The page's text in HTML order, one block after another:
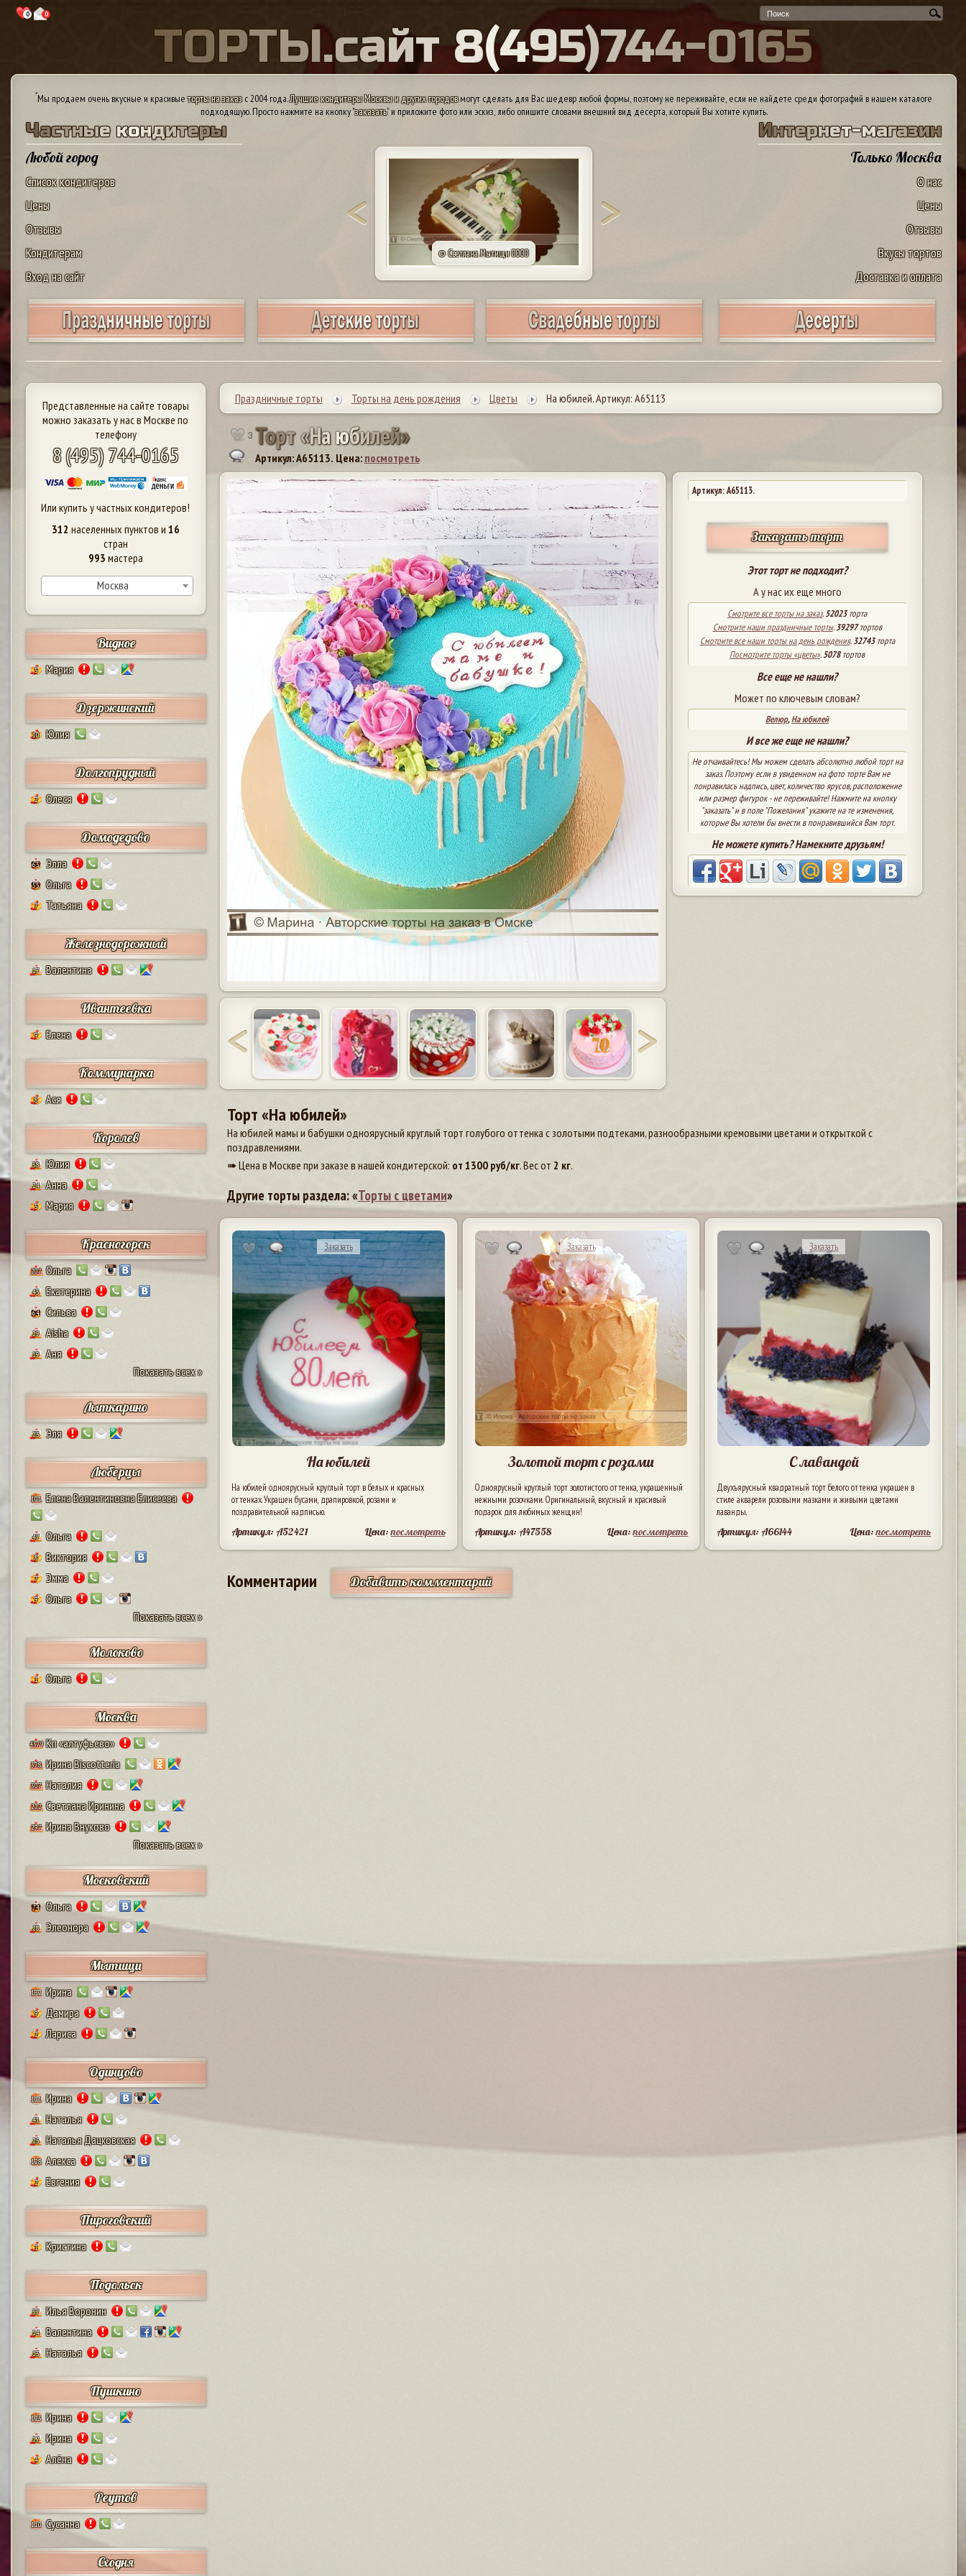
0 0
ТОРТЫ.сайт 8(495)744-0165
*Мы продаем очень вкусные и красивыеторты на заказс 2004 года.Лучшие кондитеры Москвы и других городовмогут сделать для Вас шедевр любой формы, поэтому не переживайте, если не найдете среди фотографий в нашем каталоге
подходящую. Просто нажмите на кнопку "заказать" и приложите фото или эскиз, либо опишите словами внешний вид десерта, который Вы хотите купить.
Частные кондитеры
Любой город
Список кондитеров
Цены
Отзывы
Кондитерам
Вход на сайт
Интернет-магазин
Только Москва
О нас
Цены
Отзывы
Вкусы тортов
Доставка и оплата
© Татьяна. Саратов 79173157019
Представленные на сайте товары
можно заказать у нас в Москве по
телефону
8 (495) 744-0165
Или купить у частных кондитеров!
312 населенных пунктов и 16
стран
993 мастера
Москва
Видное
5 Мария
Дзержинский
10 Юлия
Долгопрудный
2 Олеся
Домодедово
63 Элла
55 Ольга
7 Татьяна
Железнодорожный
17 Валентина
Ивантеевка
9 Елена
Коммунарка
8 Ася
Королев
38 Юлия
24 Анна
5 Мария
Красногорск
207 Ольга
43 Екатерина
64 Сильва
29 Aisha
19
Аня
Показать всех »
Лыткарино
23 Эля
Люберцы
101 Елена Валентиновна Елисеева
47 Ольга
8 Виктория
7 Эмма
9
Ольга
Показать всех »
Молоково
1 Ольга
Москва
4579 Кп «алтуфьево»
378 Ирина Biscotteria
307 Наталия
222 Светлана Иринина
297 Ирина Внуково
Показать всех »
Московский
74 Ольга
28 Элеонора
Мытищи
132 Ирина
9 Дамира
2 Лариса
Одинцово
111 Ирина
41 Наталья
25 Наталья Дацковская
128 Алекса
2 Евгения
Пироговский
1 Кристина
Подольск
37 Илья Воронин
14 Валентина
13 Наталья
Пушкино
125 Ирина
12 Ирина
4 Алёна
Реутов
110 Сусанна
Сходня
Праздничные торты Торты на день рождения Цветы На юбилей. Артикул: А65113
3 Торт«Наюбилей»
Артикул: A65113. Цена: посмотреть
Артикул: A65113.
Заказать торт
Этот торт не подходит?
А у нас их еще много
Смотрите все торты на заказ.52023торта
Смотрите наши праздничные торты.39297тортов
Смотрите все наши торты на день рождения.32743торта
Посмотрите торты «цветы».5078тортов
Все еще не нашли?
Может по ключевым словам?
Велюр,На юбилей
И все же еще не нашли?
Не отчаивайтесь! Мы можем сделать абсолютно любой торт на
заказ. Поэтому если в увиденном на фото торте Вам не
понравилась надпись, цвет, количество ярусов, расположение
или размер фигурок - не переживайте! Нажмите на кнопку
"заказать" и в поле "Пожелания" укажите на те изменения,
которые Вы хотели бы внести в понравившийся Вам торт.
Не можете купить? Намекните друзьям!
Торт «На юбилей»
На юбилей мамы и бабушки одноярусный круглый торт голубого оттенка с золотыми подтеками, разнообразными кремовыми цветами и открыткой с
поздравлениями.
➠ Цена в Москве при заказе в нашей кондитерской: от 1300руб/кг. Вес от 2 кг.
Другие торты раздела: «Торты с цветами»
1 Заказать
На юбилей
На юбилей одноярусный круглый торт в белых и красных
оттенках. Украшен бусами, драпировкой, розами и
поздравительной надписью.
Артикул: A52421 Цена:посмотреть
Заказать
Золотой торт с розами
Одноярусный круглый торт золотистого оттенка, украшенный
нежными розочками. Оригинальный, вкусный и красивый
подарок для любимых женщин!
Артикул: A47558 Цена:посмотреть
Заказать
С лавандой
Двухъярусный квадратный торт белого оттенка украшен в
стиле акварели розовыми мазками и живыми цветами
лаванды.
Артикул: A66144 Цена:посмотреть
Комментарии Добавить комментарий